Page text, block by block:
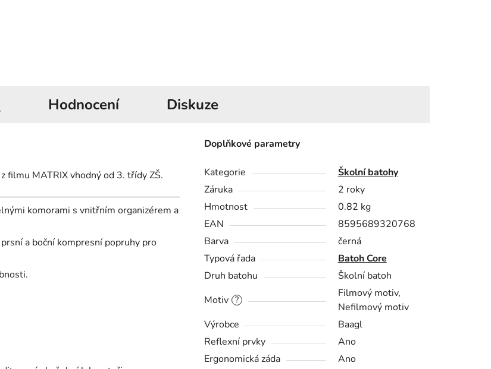
Hodnocení Diskuze
filmu MATRIX vhodný od 3. třídy ZŠ.
komorami s vnitřním organizérem a
a boční kompresní popruhy pro
Doplňkové parametry
Kategorie
Školní batohy
Záruka
2 roky
Hmotnost
0.82 kg
EAN
8595689320768
Barva
černá
Typová řada
Batoh Core
Druh batohu
Školní batoh
?
Motiv
Filmový motiv,
Nefilmový motiv
Výrobce
Baagl
Reflexní prvky
Ano
Ergonomická záda
Ano